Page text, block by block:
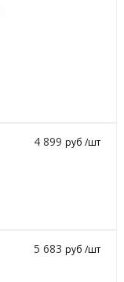
4 899руб /шт
5 683руб /шт